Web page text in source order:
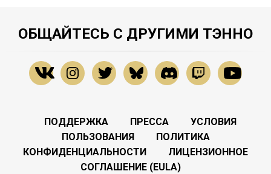
ОБЩАЙТЕСЬ С ДРУГИМИ ТЭННО
ПОДДЕРЖКА ПРЕССА
УСЛОВИЯ
ПОЛЬЗОВАНИЯ
ПОЛИТИКА
КОНФИДЕНЦИАЛЬНОСТИ
ЛИЦЕНЗИОННОЕ
СОГЛАШЕНИЕ (EULA)